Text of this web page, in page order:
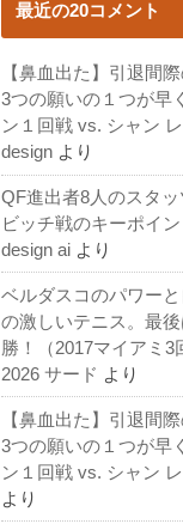
最近の20コメント
【鼻血出た】引退間
3つの願いの１つが早
ン１回戦 vs. シャン レ
design より
QF進出者8人のスタ
ビッチ戦のキーポイ
design ai より
ベルダスコのパワー
の激しいテニス。最
勝！（2017マイアミ3
2026 サード より
【鼻血出た】引退間
3つの願いの１つが早
ン１回戦 vs. シャン レ
より